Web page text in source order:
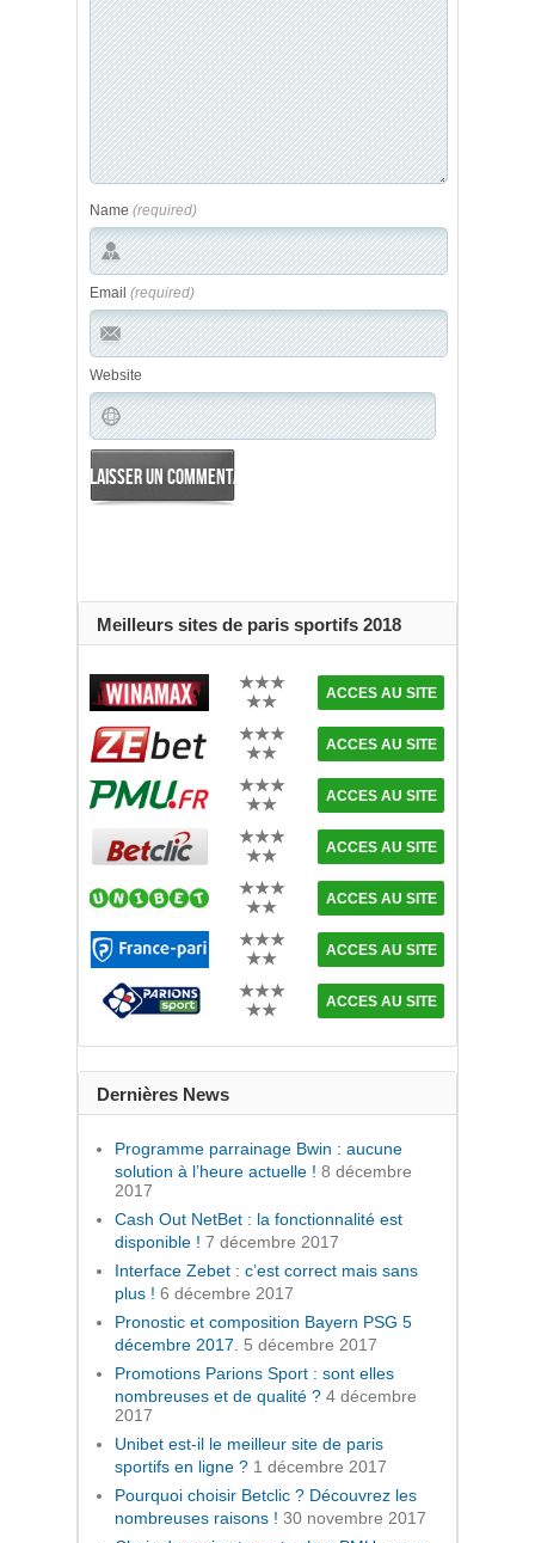
Name (required)
Email (required)
Website
Meilleurs sites de paris sportifs 2018
★★★
★★
ACCES AU SITE
★★★
★★
ACCES AU SITE
★★★
★★
ACCES AU SITE
★★★
★★
ACCES AU SITE
★★★
★★
ACCES AU SITE
★★★
★★
ACCES AU SITE
★★★
★★
ACCES AU SITE
Dernières News
Programme parrainage Bwin : aucune
solution à l’heure actuelle ! 8 décembre
2017
Cash Out NetBet : la fonctionnalité est
disponible ! 7 décembre 2017
Interface Zebet : c’est correct mais sans
plus ! 6 décembre 2017
Pronostic et composition Bayern PSG 5
décembre 2017.
5 décembre 2017
Promotions Parions Sport : sont elles
nombreuses et de qualité ? 4 décembre
2017
Unibet est-il le meilleur site de paris
sportifs en ligne ? 1 décembre 2017
Pourquoi choisir Betclic ? Découvrez les
nombreuses raisons ! 30 novembre 2017